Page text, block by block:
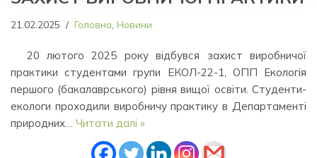
21.02.2025 Головна Новини
20 лютого 2025 року відбувся захист виробничої
практики студентами групи ЕКОЛ-22-1, ОПП Екологія
першого (бакалаврського) рівня вищої освіти. Студенти-
екологи проходили виробничу практику в Департаменті
природних… Читати далі »